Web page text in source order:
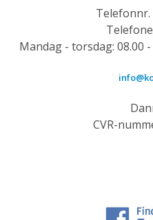
Telefonnr.
Mandag - torsdag: 08.00
CVR-